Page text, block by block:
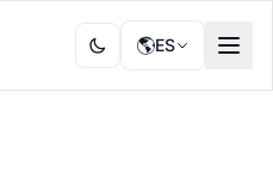
🌎ES